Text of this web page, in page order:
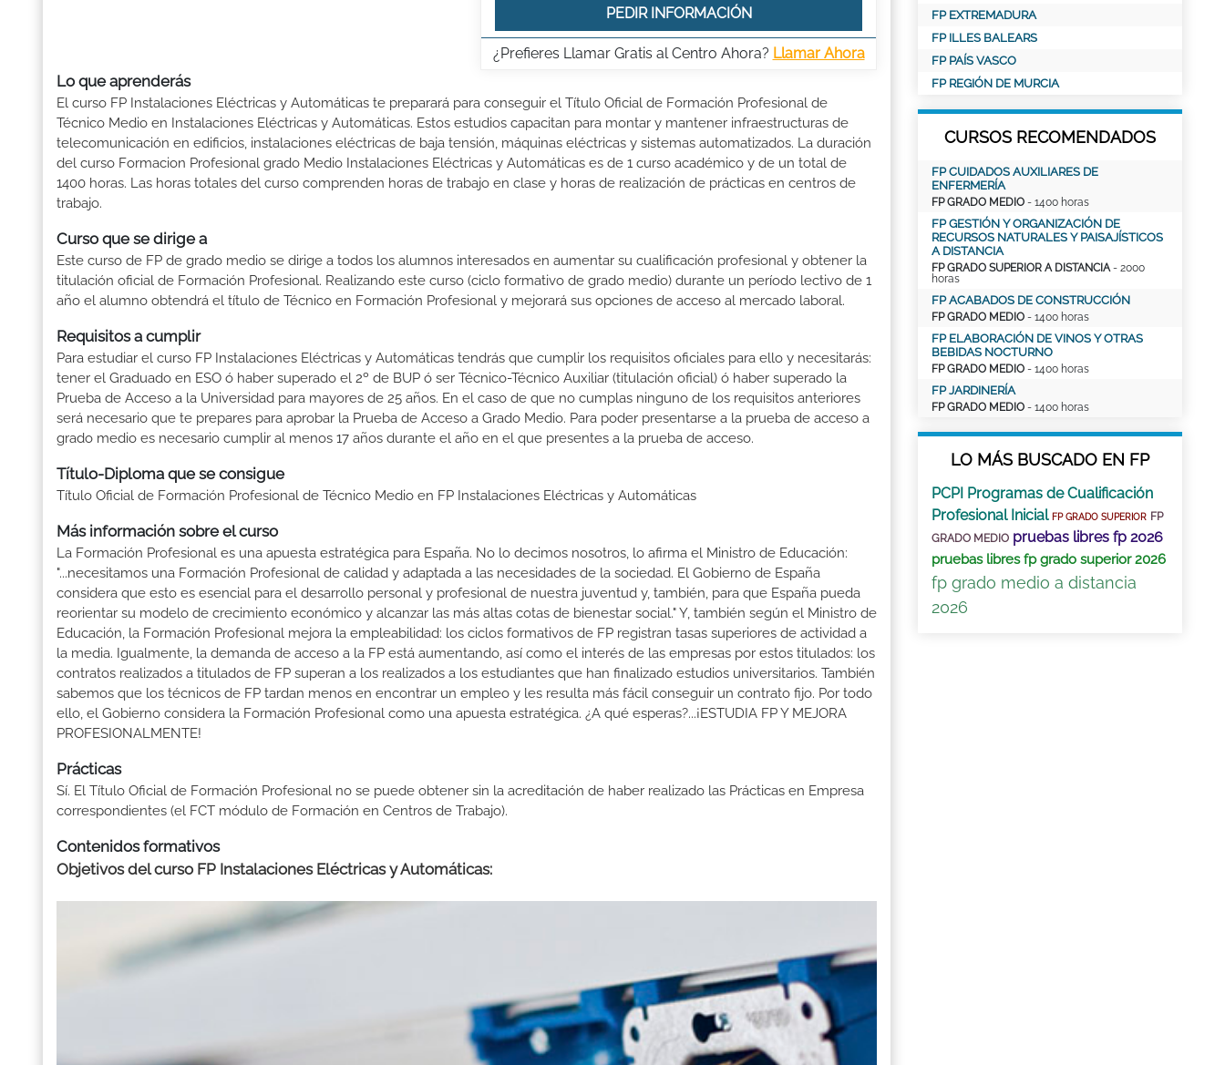
PEDIR INFORMACIÓN
¿Prefieres Llamar Gratis al Centro Ahora? Llamar Ahora
Lo que aprenderás
El curso FP Instalaciones Eléctricas y Automáticas te preparará para conseguir el Título Oficial de Formación Profesional de
Técnico Medio en Instalaciones Eléctricas y Automáticas. Estos estudios capacitan para montar y mantener infraestructuras de
telecomunicación en edificios, instalaciones eléctricas de baja tensión, máquinas eléctricas y sistemas automatizados. La duración
del curso Formacion Profesional grado Medio Instalaciones Eléctricas y Automáticas es de 1 curso académico y de un total de
1400 horas. Las horas totales del curso comprenden horas de trabajo en clase y horas de realización de prácticas en centros de
trabajo.
Curso que se dirige a
Este curso de FP de grado medio se dirige a todos los alumnos interesados en aumentar su cualificación profesional y obtener la
titulación oficial de Formación Profesional. Realizando este curso (ciclo formativo de grado medio) durante un período lectivo de 1
año el alumno obtendrá el título de Técnico en Formación Profesional y mejorará sus opciones de acceso al mercado laboral.
Requisitos a cumplir
Para estudiar el curso FP Instalaciones Eléctricas y Automáticas tendrás que cumplir los requisitos oficiales para ello y necesitarás:
tener el Graduado en ESO ó haber superado el 2º de BUP ó ser Técnico-Técnico Auxiliar (titulación oficial) ó haber superado la
Prueba de Acceso a la Universidad para mayores de 25 años. En el caso de que no cumplas ninguno de los requisitos anteriores
será necesario que te prepares para aprobar la Prueba de Acceso a Grado Medio. Para poder presentarse a la prueba de acceso a
grado medio es necesario cumplir al menos 17 años durante el año en el que presentes a la prueba de acceso.
Título-Diploma que se consigue
Título Oficial de Formación Profesional de Técnico Medio en FP Instalaciones Eléctricas y Automáticas
Más información sobre el curso
La Formación Profesional es una apuesta estratégica para España. No lo decimos nosotros, lo afirma el Ministro de Educación:
"...necesitamos una Formación Profesional de calidad y adaptada a las necesidades de la sociedad. El Gobierno de España
considera que esto es esencial para el desarrollo personal y profesional de nuestra juventud y, también, para que España pueda
reorientar su modelo de crecimiento económico y alcanzar las más altas cotas de bienestar social." Y, también según el Ministro de
Educación, la Formación Profesional mejora la empleabilidad: los ciclos formativos de FP registran tasas superiores de actividad a
la media. Igualmente, la demanda de acceso a la FP está aumentando, así como el interés de las empresas por estos titulados: los
contratos realizados a titulados de FP superan a los realizados a los estudiantes que han finalizado estudios universitarios. También
sabemos que los técnicos de FP tardan menos en encontrar un empleo y les resulta más fácil conseguir un contrato fijo. Por todo
ello, el Gobierno considera la Formación Profesional como una apuesta estratégica. ¿A qué esperas?...¡ESTUDIA FP Y MEJORA
PROFESIONALMENTE!
Prácticas
Sí. El Título Oficial de Formación Profesional no se puede obtener sin la acreditación de haber realizado las Prácticas en Empresa
correspondientes (el FCT módulo de Formación en Centros de Trabajo).
Contenidos formativos
Objetivos del curso FP Instalaciones Eléctricas y Automáticas:
FP EXTREMADURA
FP ILLES BALEARS
FP PAÍS VASCO
FP REGIÓN DE MURCIA
CURSOS RECOMENDADOS
FP CUIDADOS AUXILIARES DE
ENFERMERÍA
FP GRADO MEDIO - 1400 horas
FP GESTIÓN Y ORGANIZACIÓN DE
RECURSOS NATURALES Y PAISAJÍSTICOS
A DISTANCIA
FP GRADO SUPERIOR A DISTANCIA- 2000
horas
FP ACABADOS DE CONSTRUCCIÓN
FP GRADO MEDIO - 1400 horas
FP ELABORACIÓN DE VINOS Y OTRAS
BEBIDAS NOCTURNO
FP GRADO MEDIO - 1400 horas
FP JARDINERÍA
FP GRADO MEDIO - 1400 horas
LO MÁS BUSCADO EN FP
PCPI Programas de Cualificación
Profesional Inicial FP GRADO SUPERIOR FP
GRADO MEDIO pruebas libres fp 2026
pruebas libres fp grado superior 2026
fp grado medio a distancia
2026